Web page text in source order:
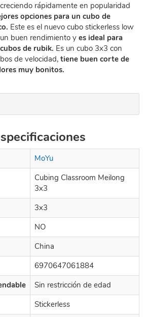
rápidamente en popularidad
opciones para un cubo de
Este es el nuevo cubo stickerless low
buen rendimiento y es ideal para
de rubik. Es un cubo 3x3 con
de velocidad, tiene buen corte de
muy bonitos.
MoYu
Cubing Classroom Meilong
3x3
3x3
NO
China
6970647061884
Sin restricción de edad
Stickerless